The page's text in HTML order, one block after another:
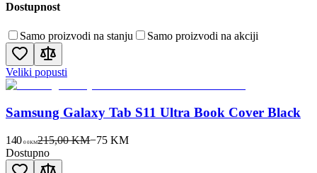
Dostupnost
Samo proizvodi na stanju Samo proizvodi na akciji
Veliki popusti
Samsung Galaxy Tab S11 Ultra Book Cover Black
140 00KM215,00 KM−75 KM
Dostupno